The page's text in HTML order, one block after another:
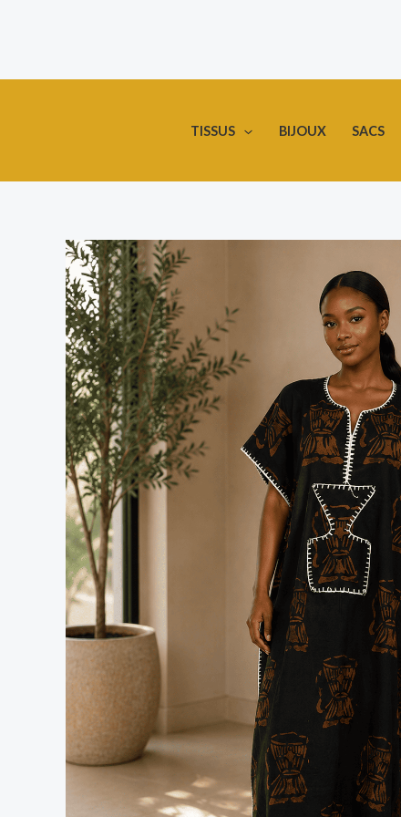
TISSUS BIJOUX SACS